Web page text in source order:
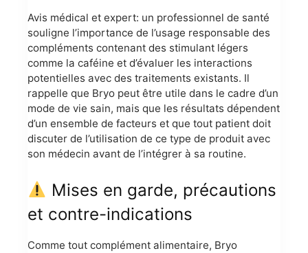
Avis médical et expert: un professionnel de santé
souligne l’importance de l’usage responsable des
compléments contenant des stimulant légers
comme la caféine et d’évaluer les interactions
potentielles avec des traitements existants. Il
rappelle que Bryo peut être utile dans le cadre d’un
mode de vie sain, mais que les résultats dépendent
d’un ensemble de facteurs et que tout patient doit
discuter de l’utilisation de ce type de produit avec
son médecin avant de l’intégrer à sa routine.
Mises en garde, précautions
et contre-indications
Comme tout complément alimentaire, Bryo